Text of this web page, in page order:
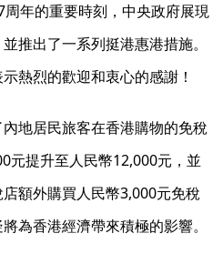
年的重要時刻，中央政府展現
推出了一系列挺港惠港措施。
熱烈的歡迎和衷心的感謝！
地居民旅客在香港購物的免稅
元提升至人民幣12,000元，並
額外購買人民幣3,000元免稅
為香港經濟帶來積極的影響。